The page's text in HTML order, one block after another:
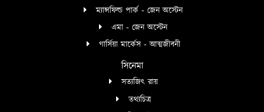
ম্যান্সফিল্ড পার্ক - জেন অস্টেন
এমা - জেন অস্টেন
গার্সিয়া মার্কেস - আত্মজীবনী
সিনেমা
সত্যজিৎ রায়
তথ্যচিত্র